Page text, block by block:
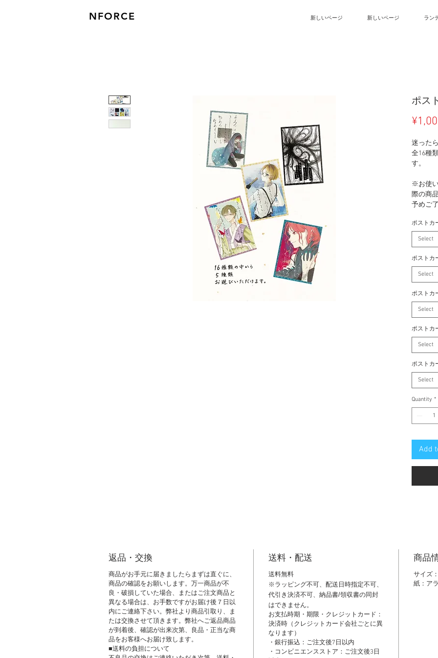
新しいページ 新しいページ ラン
NFORCE
ポス
迷った
全16種
す。
※お使
際の商
予めご
ポストカ
Select
ポストカ
Select
ポストカ
Select
ポストカ
Select
ポストカ
Select
Quantity *
Add
返品・交換
商品がお手元に届きましたらまずは直ぐに、
商品の確認をお願いします。万一商品が不
良・破損していた場合、またはご注文商品と
異なる場合は、お手数ですがお届け後７日以
内にご連絡下さい。弊社より商品引取り、ま
たは交換させて頂きます。弊社へご返品商品
が到着後、確認が出来次第、良品・正当な商
品をお客様へお届け致します。
■送料の負担について
送料・配送
送料無料
※ラッピング不可、配送日時指定不可、
代引き決済不可、納品書/領収書の同封
はできません。
​お支払時期・期限・クレジットカード：
決済時（クレジットカード会社ごとに異
なります）
・銀行振込：ご注文後7日以内
・コンビニエンスストア：ご注文後3日
商品
サイズ
紙：ア